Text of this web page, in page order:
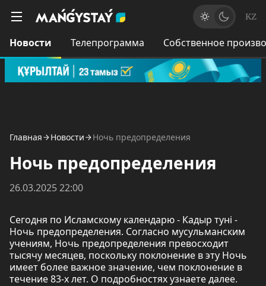
KZ
Новости Телепрограмма Собственное
Главная Новости Ночь предопределения
Ночь предопределения
26.03.2025 22:00
Сегодня по Исламскому календарю - Кадыр туні -
Ночь предопределения. Согласно мусульманским
учениям, Ночь предопределения превосходит
тысячу месяцев, поскольку поклонение в эту Ночь
имеет более важное значение, чем поклонение в
течение 83-х лет. О подробностях узнаете далее.